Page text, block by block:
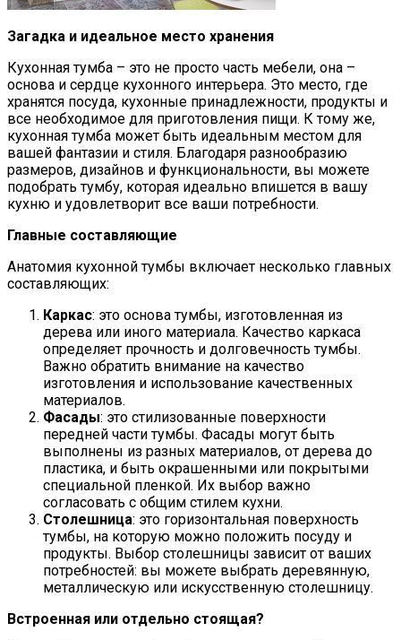
Загадка и идеальное место хранения
Кухонная тумба – это не просто часть мебели, она –
основа и сердце кухонного интерьера. Это место, где
хранятся посуда, кухонные принадлежности, продукты и
все необходимое для приготовления пищи. К тому же,
кухонная тумба может быть идеальным местом для
вашей фантазии и стиля. Благодаря разнообразию
размеров, дизайнов и функциональности, вы можете
подобрать тумбу, которая идеально впишется в вашу
кухню и удовлетворит все ваши потребности.
Главные составляющие
Анатомия кухонной тумбы включает несколько главных
составляющих:
Каркас: это основа тумбы, изготовленная из
дерева или иного материала. Качество каркаса
определяет прочность и долговечность тумбы.
Важно обратить внимание на качество
изготовления и использование качественных
материалов.
Фасады: это стилизованные поверхности
передней части тумбы. Фасады могут быть
выполнены из разных материалов, от дерева до
пластика, и быть окрашенными или покрытыми
специальной пленкой. Их выбор важно
согласовать с общим стилем кухни.
Столешница: это горизонтальная поверхность
тумбы, на которую можно положить посуду и
продукты. Выбор столешницы зависит от ваших
потребностей: вы можете выбрать деревянную,
металлическую или искусственную столешницу.
Встроенная или отдельно стоящая?